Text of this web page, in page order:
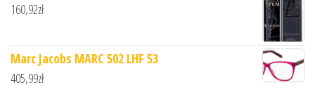
160,92zł
Marc Jacobs MARC 502 LHF 53
405,99zł